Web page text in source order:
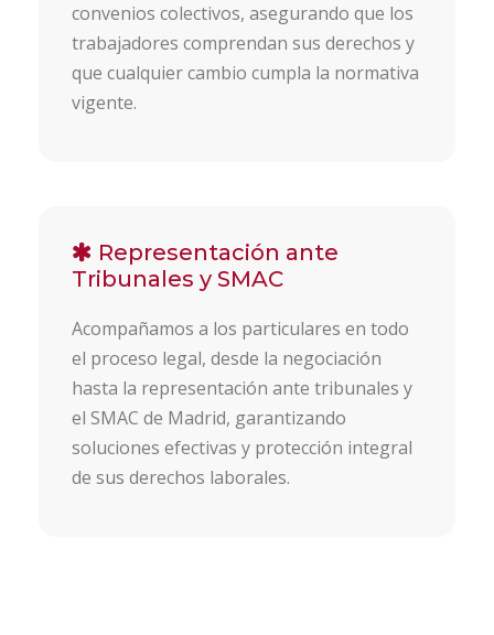
convenios colectivos, asegurando que los
trabajadores comprendan sus derechos y
que cualquier cambio cumpla la normativa
vigente.
Representación ante
Tribunales y SMAC
Acompañamos a los particulares en todo
el proceso legal, desde la negociación
hasta la representación ante tribunales y
el SMAC de Madrid, garantizando
soluciones efectivas y protección integral
de sus derechos laborales.